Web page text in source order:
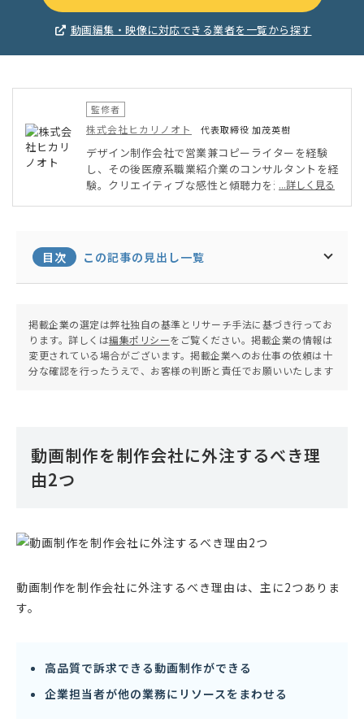
動画編集・映像に対応できる業者を一覧から探す
監修者
株式会社ヒカリノオト 代表取締役 加茂英樹
デザイン制作会社で営業兼コピーライターを経験
し、その後医療系職業紹介業のコンサルタントを経
験。クリエイティブな感性と傾聴力を活かして202
ンセリングを行う。
...詳しく見る
目次 この記事の見出し一覧
掲載企業の選定は弊社独自の基準とリサーチ手法に基づき行ってお
ります。詳しくは編集ポリシーをご覧ください。掲載企業の情報は
変更されている場合がございます。掲載企業へのお仕事の依頼は十
分な確認を行ったうえで、お客様の判断と責任でお願いいたします
動画制作を制作会社に外注するべき理
由2つ
動画制作を制作会社に外注するべき理由は、主に2つありま
す。
高品質で訴求できる動画制作ができる
企業担当者が他の業務にリソースをまわせる